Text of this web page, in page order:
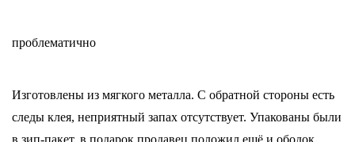
проблематично
Изготовлены из мягкого металла. С обратной стороны есть
следы клея, неприятный запах отсутствует. Упакованы были
в зип-пакет, в подарок продавец положил ещё и ободок.